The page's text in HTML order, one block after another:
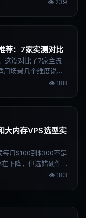
👁 239
荐：7家实测对比
这篇对比了7家主流
用场景几个维度说清
方案。
👁 188
大内存VPS选型实
每月$100到$300不是
下降，但选错硬件
规模的模型对应什
👁 183